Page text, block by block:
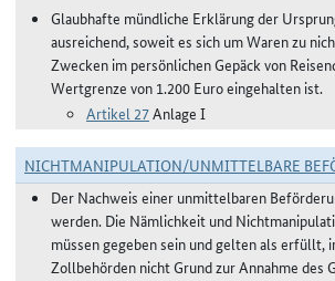
Glaubhafte mündliche Erklärung der
ausreichend, soweit es sich um Waren zu
Zwecken im persönlichen Gepäck von
Wertgrenze von 1.200 Euro eingehalten ist.
Artikel 27Anlage I
NICHTMANIPULATION/UNMITTELBARE
Der Nachweis einer unmittelbaren
werden. Die Nämlichkeit und
müssen gegeben sein und gelten als erfüllt,
Zollbehörden nicht Grund zur Annahme des